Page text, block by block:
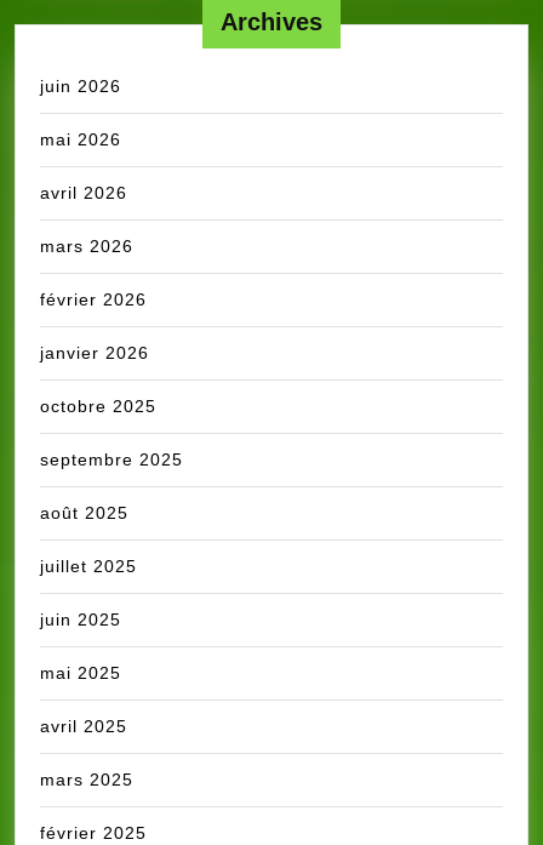
Archives
juin 2026
mai 2026
avril 2026
mars 2026
février 2026
janvier 2026
octobre 2025
septembre 2025
août 2025
juillet 2025
juin 2025
mai 2025
avril 2025
mars 2025
février 2025